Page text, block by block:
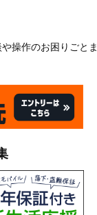
操作のお困りごと